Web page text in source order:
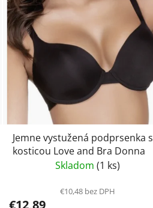
Jemne vystužená podprsenka s
kosticou Love and Bra Donna
Skladom(1 ks)
€10,48 bez DPH